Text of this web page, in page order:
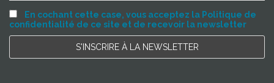
En cochant cette case, vous acceptez la Politique de
confidentialité de ce site et de recevoir la newsletter